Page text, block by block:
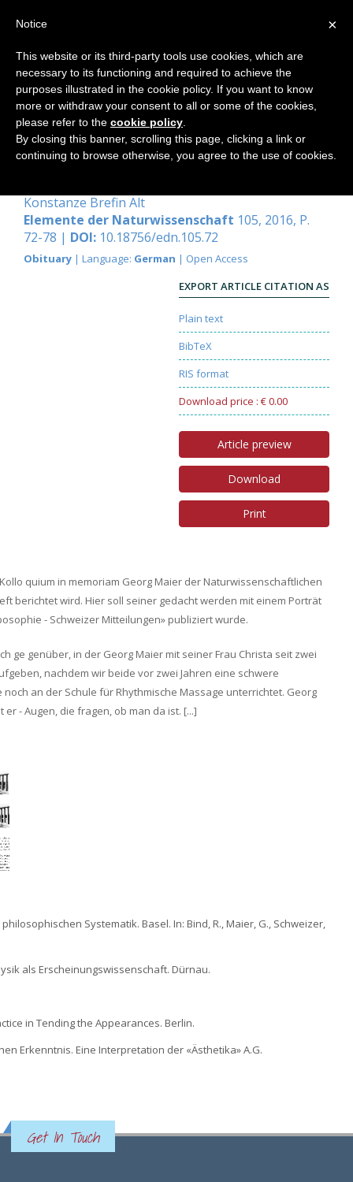
Georg Maier
Konstanze Brefin Alt
Elemente der Naturwissenschaft 105, 2016, P.
72-78 | DOI: 10.18756/edn.105.72
Obituary | Language: German | Open Access
EXPORT ARTICLE CITATION AS
Plain text
BibTeX
RIS format
Download price : € 0.00
Article preview
Download
Print
quium in memoriam Georg Maier der Naturwissenschaftlichen
berichtet wird. Hier soll seiner gedacht werden mit einem Porträt
- Schweizer Mitteilungen» publiziert wurde.
ge genüber, in der Georg Maier mit seiner Frau Christa seit zwei
nachdem wir beide vor zwei Jahren eine schwere
an der Schule für Rhythmische Massage unterrichtet. Georg
- Augen, die fragen, ob man da ist. [...]
Systematik. Basel. In: Bind, R., Maier, G., Schweizer,
als Erscheinungswissenschaft. Dürnau.
in Tending the Appearances. Berlin.
Erkenntnis. Eine Interpretation der «Ästhetika» A.G.
Get In Touch
×
Notice
This website or its third-party tools use cookies, which are
necessary to its functioning and required to achieve the
purposes illustrated in the cookie policy. If you want to know
more or withdraw your consent to all or some of the cookies,
please refer to the cookie policy
By closing this banner, scrolling this page, clicking a link or
continuing to browse otherwise, you agree to the use of cookies.